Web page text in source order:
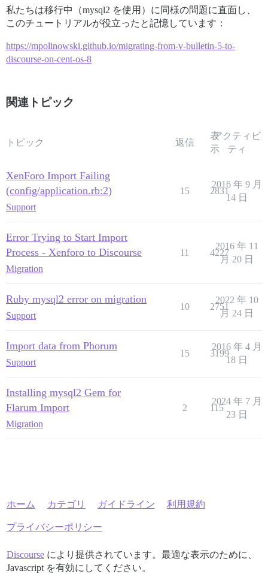
Using guess_html_encoding 0.0.11
Using hashie 4.1.0
Using highline 2.0.3
Using htmlentities 4.3.4
Using http_accept_language 2.1.1
Using libv8 8.4.255.0 (x86_64-linux)
Using logstash-event 1.2.02
Using logstash-logger 0.26.1
Using lz4-ruby 0.3.3
Using maxminddb 0.1.22
Using message_bus 3.3.4
Using redis 4.2.5
Using sidekiq 6.1.2
Using mini_scheduler 0.13.0
Using mini_sql 0.3
Using mini_suffix 0.3.0
Using multi_xml 0.6.0
Using mustache 1.1.1
Using nio4r 2.5.4
Using oauth 0.5.4
Using oauth2 1.4.4
Using oj 3.10.17
Using omniauth-facebook 8.0.0
Using omniauth-github 1.4.0
Using omniauth-google-oauth2 0.8.1
Using omniauth-oauth 1.1.0
Using pry-byebug 3.9.0
Using puma 5.1.1
Using r2 0.2.7
Using rack-protection 2.1.0
Using rails_failover 0.6.5
私たちは移行中（mysql2 を使用）に同様の問題に直面し、
このチュートリアルが役立ったと記憶しています：
https://mpolinowski.github.io/migrating-from-v-bulletin-5-to-
discourse-on-cent-os-8
関連トピック
トピック 返信
表
示
アクティビ
ティ
XenForo Import Failing
(config/application.rb:2)
Support
15 2831
2016 年 9 月
14 日
Error Trying to Start Import
Process - Xenforo to Discourse
Migration
11 4227
2016 年 11
月 20 日
Ruby mysql2 error on migration
Support
10 2751
2022 年 10
月 24 日
Import data from Phorum
Support
15 3199
2016 年 4 月
18 日
Installing mysql2 Gem for
Flarum Import
Migration
2 115
2024 年 7 月
23 日
ホーム カテゴリ ガイドライン 利用規約
プライバシーポリシー
Discourseにより提供されています。最適な表示のために、
Javascript を有効にしてください。